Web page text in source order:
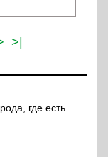
>|
где есть